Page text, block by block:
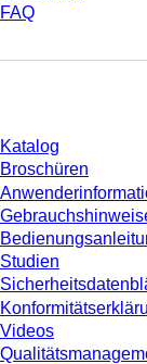
FAQ
Katalog
Broschüren
Studien
Videos